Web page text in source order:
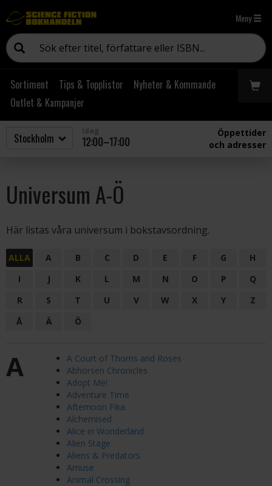
Meny
Sortiment Tips & Topplistor
Nyheter & Kommande
Outlet & Kampanjer
12:00–17:00
Öppettider
och adresser
Universum A-Ö
Här listas våra universum i bokstavsordning.
ALLA A B C D E F G
H
I
J K L M N O P
Q
R
S T U V W X Y
Z
Å
Ä Ö
A
A Court of Thorns and Roses
Abhorsen Chronicles
Adopt Me!
Adventure Time
Afternoon Fika
Alchemised
Alice in Wonderland
Alien Stage
Aliens & Predators
Amuse
Animal Crossing